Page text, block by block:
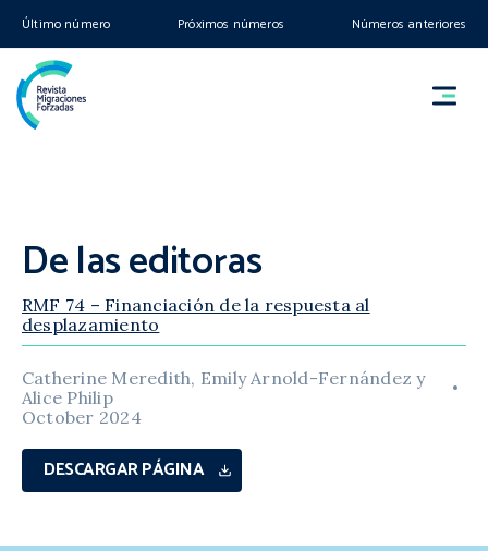
Último número Próximos números Números anteriores
De las editoras
RMF 74 – Financiación de la respuesta al
desplazamiento
Catherine Meredith, Emily Arnold-Fernández y
Alice Philip
October 2024
DESCARGAR PÁGINA